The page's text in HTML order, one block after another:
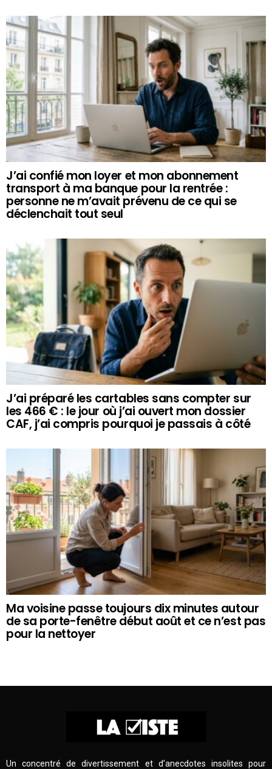
J’ai confié mon loyer et mon abonnement
transport à ma banque pour la rentrée :
personne ne m’avait prévenu de ce qui se
déclenchait tout seul
J’ai préparé les cartables sans compter sur
les 466 € : le jour où j’ai ouvert mon dossier
CAF, j’ai compris pourquoi je passais à côté
Ma voisine passe toujours dix minutes autour
de sa porte-fenêtre début août et ce n’est pas
pour la nettoyer
Un concentré de divertissement et d’anecdotes insolites pour